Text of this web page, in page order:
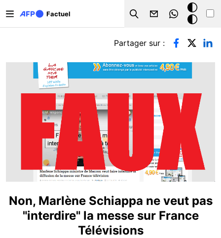
Factuel
Search
Mode
sombre
Onglets principaux
Partager sur :
Non, Marlène Schiappa ne veut pas
"interdire" la messe sur France
Télévisions